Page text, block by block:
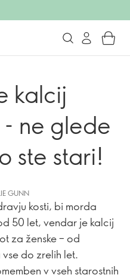
kalcij
ne glede
ste stari!
GUNN
kosti, bi morda
50 let, vendar je kalcij
za ženske – od
do zrelih let.
v vseh starostnih